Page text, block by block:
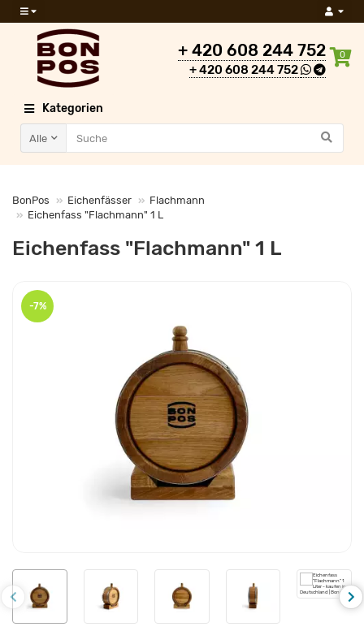
+ 420 608 244 752
+ 420 608 244 752
0
Kategorien
Alle
BonPos Eichenfässer
Flachmann
Eichenfass "Flachmann" 1 L
Eichenfass "Flachmann" 1 L
-7%